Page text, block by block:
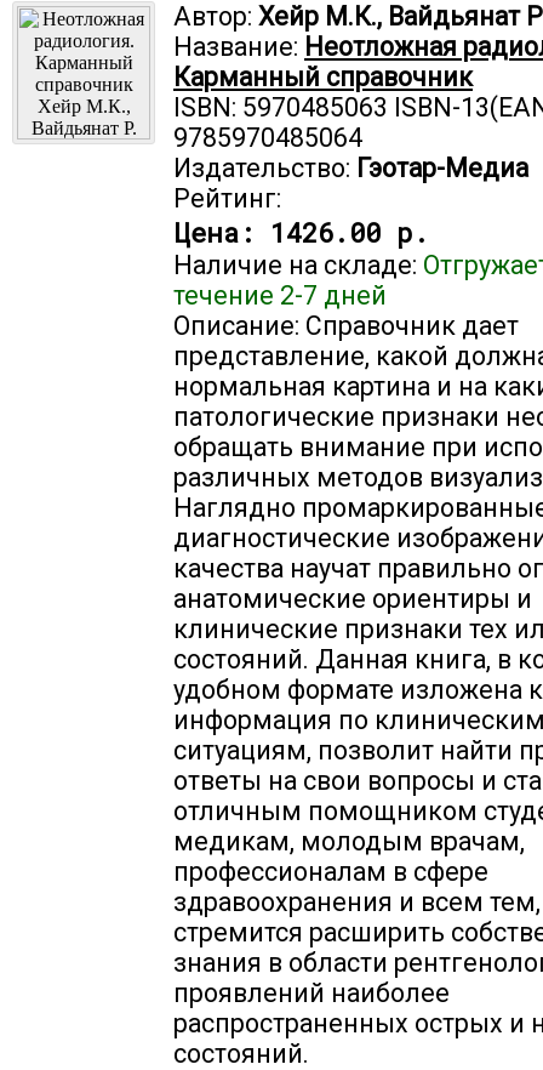
Автор: Хейр М.К., Вайдьянат
Название: Неотложная
Карманный справочник
ISBN: 5970485063 ISBN-
9785970485064
Издательство: Гэотар-Медиа
Рейтинг:
Цена: 1426.00 р.
Наличие на складе:
течение 2-7 дней
Описание: Справочник дает
представление, какой
нормальная картина и на
патологические признаки
обращать внимание при
различных методов
Наглядно
диагностические
качества научат правильно
анатомические ориентиры и
клинические признаки тех
состояний. Данная книга, в
удобном формате изложена
информация по
ситуациям, позволит найти
ответы на свои вопросы и
отличным помощником
медикам, молодым врачам,
профессионалам в сфере
здравоохранения и всем
стремится расширить
знания в области
проявлений наиболее
распространенных острых и
состояний.